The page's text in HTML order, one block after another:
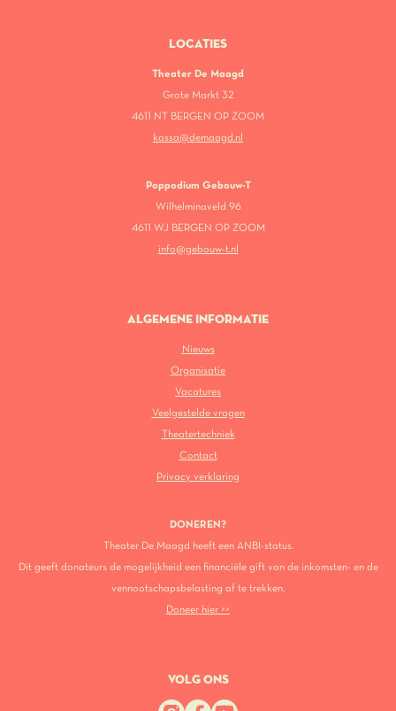
LOCATIES
Theater De Maagd
Grote Markt 32
4611 NT BERGEN OP ZOOM
kassa@demaagd.nl
Poppodium Gebouw-T
Wilhelminaveld 96
4611 WJ BERGEN OP ZOOM
info@gebouw-t.nl
ALGEMENE INFORMATIE
Nieuws
Organisatie
Vacatures
Veelgestelde vragen
Theatertechniek
Contact
Privacy verklaring
DONEREN?
Theater De Maagd heeft een ANBI-status.
Dit geeft donateurs de mogelijkheid een financiële gift van de inkomsten- en de
vennootschapsbelasting af te trekken.
Doneer hier >>
VOLG ONS